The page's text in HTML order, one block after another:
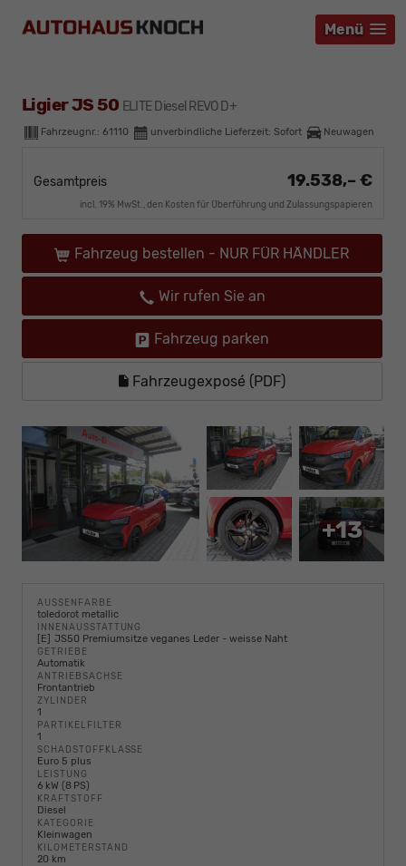
Menü
Menü
Menü
Ligier JS 50 ELITE Diesel REVO D+
Fahrzeugnr.: 61110 unverbindliche Lieferzeit: Sofort Neuwagen
Gesamtpreis 19.538,– €
incl. 19% MwSt., den Kosten für Überführung und Zulassungspapieren
Fahrzeug bestellen - NUR FÜR HÄNDLER
Wir rufen Sie an
Fahrzeug parken
Fahrzeugexposé (PDF)
+13
AUSSENFARBE
toledorot metallic
INNENAUSSTATTUNG
E JS50 Premiumsitze veganes Leder - weisse Naht
GETRIEBE
Automatik
ANTRIEBSACHSE
Frontantrieb
ZYLINDER
1
PARTIKELFILTER
1
SCHADSTOFFKLASSE
Euro 5 plus
LEISTUNG
6 kW (8 PS)
KRAFTSTOFF
Diesel
KATEGORIE
Kleinwagen
KILOMETERSTAND
20 km